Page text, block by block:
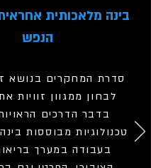
בינה מלאכותית
הנפש
סדרת המחקרים בנושא
לבחון ממגוון זוויות
בדבר הדרכים
טכנולוגיות מבוססות
בעבודה במערך